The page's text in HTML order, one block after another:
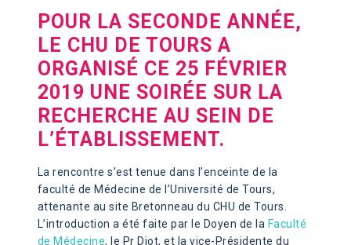
POUR LA SECONDE ANNÉE,
LE CHU DE TOURS A
ORGANISÉ CE 25 FÉVRIER
2019 UNE SOIRÉE SUR LA
RECHERCHE AU SEIN DE
L’ÉTABLISSEMENT.
La rencontre s’est tenue dans l’enceinte de la
faculté de Médecine de l’Université de Tours,
attenante au site Bretonneau du CHU de Tours.
L’introduction a été faite par le Doyen de la Faculté
de Médecine, le Pr Diot, et la vice-Présidente du